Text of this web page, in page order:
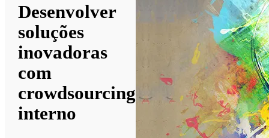
Desenvolver
soluções
inovadoras
com
crowdsourcing
interno